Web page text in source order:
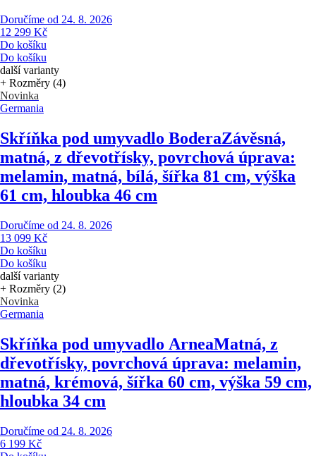
Doručíme od 24. 8. 2026
12 299 Kč
Do košíku
Do košíku
další varianty
+ Rozměry (4)
Novinka
Germania
Skříňka pod umyvadlo BoderaZávěsná,
matná, z dřevotřísky, povrchová úprava:
melamin, matná, bílá, šířka 81 cm, výška
61 cm, hloubka 46 cm
Doručíme od 24. 8. 2026
13 099 Kč
Do košíku
Do košíku
další varianty
+ Rozměry (2)
Novinka
Germania
Skříňka pod umyvadlo ArneaMatná, z
dřevotřísky, povrchová úprava: melamin,
matná, krémová, šířka 60 cm, výška 59 cm,
hloubka 34 cm
Doručíme od 24. 8. 2026
6 199 Kč